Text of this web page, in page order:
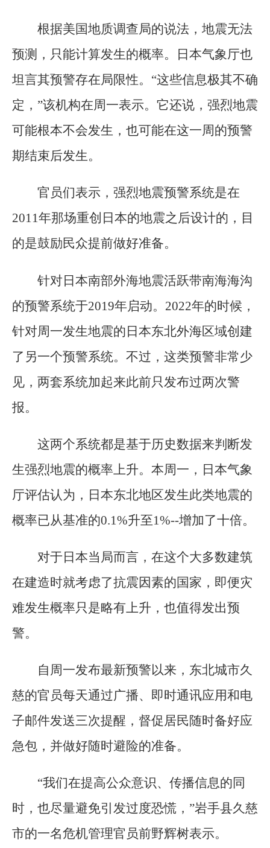
根据美国地质调查局的说法，地震无法
预测，只能计算发生的概率。日本气象厅也
坦言其预警存在局限性。“这些信息极其不确
定，”该机构在周一表示。它还说，强烈地震
可能根本不会发生，也可能在这一周的预警
期结束后发生。
官员们表示，强烈地震预警系统是在
2011年那场重创日本的地震之后设计的，目
的是鼓励民众提前做好准备。
针对日本南部外海地震活跃带南海海沟
的预警系统于2019年启动。2022年的时候，
针对周一发生地震的日本东北外海区域创建
了另一个预警系统。不过，这类预警非常少
见，两套系统加起来此前只发布过两次警
报。
这两个系统都是基于历史数据来判断发
生强烈地震的概率上升。本周一，日本气象
厅评估认为，日本东北地区发生此类地震的
概率已从基准的0.1%升至1%--增加了十倍。
对于日本当局而言，在这个大多数建筑
在建造时就考虑了抗震因素的国家，即便灾
难发生概率只是略有上升，也值得发出预
警。
自周一发布最新预警以来，东北城市久
慈的官员每天通过广播、即时通讯应用和电
子邮件发送三次提醒，督促居民随时备好应
急包，并做好随时避险的准备。
“我们在提高公众意识、传播信息的同
时，也尽量避免引发过度恐慌，”岩手县久慈
市的一名危机管理官员前野辉树表示。